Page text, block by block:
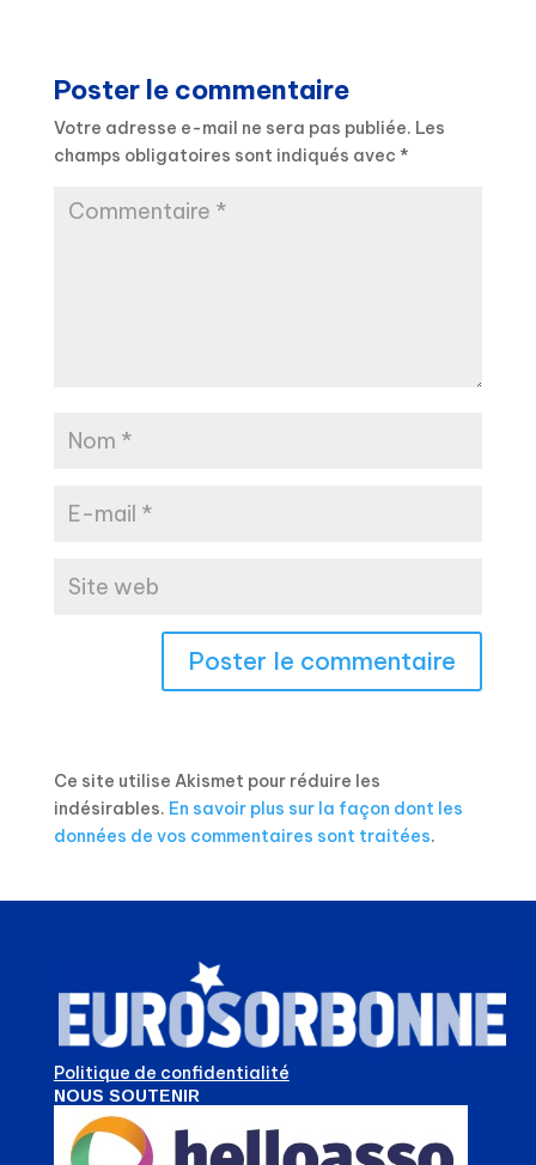
Poster le commentaire
Votre adresse e-mail ne sera pas publiée. Les
champs obligatoires sont indiqués avec *
Ce site utilise Akismet pour réduire les
indésirables. En savoir plus sur la façon dont les
données de vos commentaires sont traitées.
Politique de confidentialité
NOUS SOUTENIR